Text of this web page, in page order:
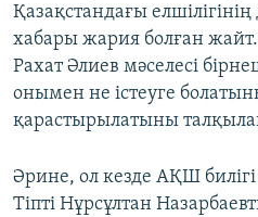
Қазақстандағы
хабары жария болған
Рахат Әлиев мәселесі
онымен не істеуге
қарастырылатыны
Әрине, ол кезде АҚШ
Тіпті Нұрсұлтан